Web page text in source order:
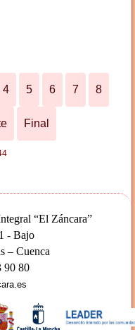
4 5 6 7 8
Final
“El Záncara”
- Bajo
– Cuenca
90 80